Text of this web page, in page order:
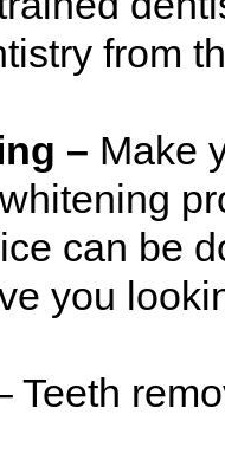
from
– Make
can be
you
Teeth